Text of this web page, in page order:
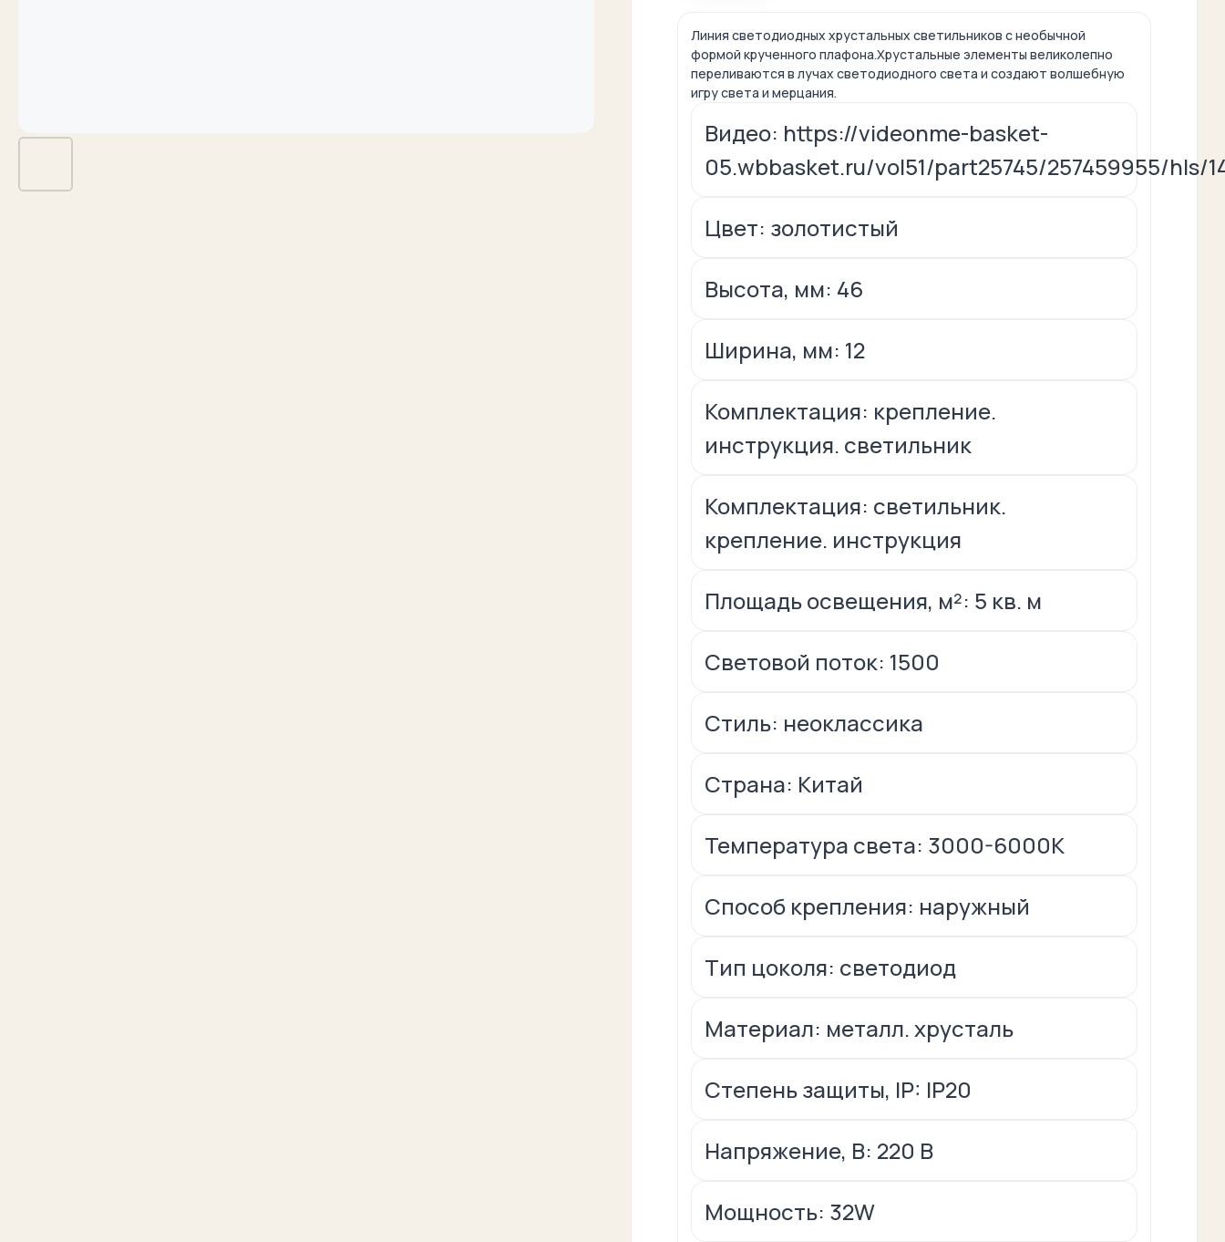
Линия светодиодных хрустальных светильников с необычной
формой крученного плафона.Хрустальные элементы великолепно
переливаются в лучах светодиодного света и создают волшебную
игру света и мерцания.
Видео: https://videonme-basket-
05.wbbasket.ru/vol51/part25745/257459955/hls/
Цвет: золотистый
Высота, мм: 46
Ширина, мм: 12
Комплектация: крепление.
инструкция. светильник
Комплектация: светильник.
крепление. инструкция
Площадь освещения, м²: 5 кв. м
Световой поток: 1500
Стиль: неоклассика
Страна: Китай
Температура света: 3000-6000K
Способ крепления: наружный
Тип цоколя: светодиод
Материал: металл. хрусталь
Степень защиты, IP: IP20
Напряжение, В: 220 В
Мощность: 32W